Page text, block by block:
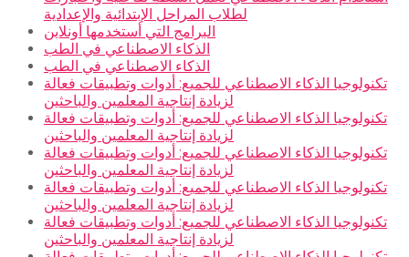
لطلاب المراحل الإبتدائية والإعدادية
البرامج التي أستخدمها أونلاين
الذكاء الاصطناعي في الطب
الذكاء الاصطناعي في الطب
تكنولوجيا الذكاء الاصطناعي للجميع: أدوات وتطبيقات فعالة
لزيادة إنتاجية المعلمين والباحثين
تكنولوجيا الذكاء الاصطناعي للجميع: أدوات وتطبيقات فعالة
لزيادة إنتاجية المعلمين والباحثين
تكنولوجيا الذكاء الاصطناعي للجميع: أدوات وتطبيقات فعالة
لزيادة إنتاجية المعلمين والباحثين
تكنولوجيا الذكاء الاصطناعي للجميع: أدوات وتطبيقات فعالة
لزيادة إنتاجية المعلمين والباحثين
تكنولوجيا الذكاء الاصطناعي للجميع: أدوات وتطبيقات فعالة
لزيادة إنتاجية المعلمين والباحثين